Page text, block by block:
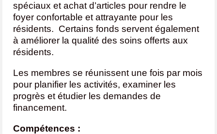
spéciaux et achat d’articles pour rendre le
foyer confortable et attrayante pour les
résidents. Certains fonds servent également
à améliorer la qualité des soins offerts aux
résidents.
Les membres se réunissent une fois par mois
pour planifier les activités, examiner les
progrès et étudier les demandes de
financement.
Compétences :